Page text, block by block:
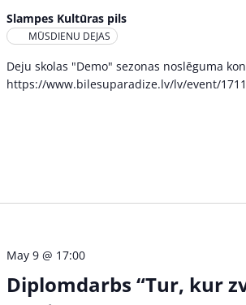
Slampes Kultūras pils
MŪSDIENU DEJAS
Deju skolas "Demo" sezonas noslēguma
https://www.bilesuparadize.lv/lv/event/
Diplomdarbs “Tur, kur
May 9 @ 17:00